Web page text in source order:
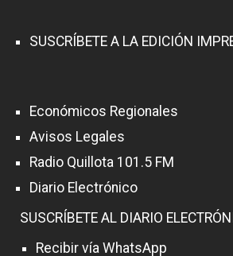
SUSCRÍBETE A LA EDICIÓN
Económicos Regionales
Avisos Legales
Radio Quillota 101.5 FM
Diario Electrónico
SUSCRÍBETE AL DIARIO
Recibir vía WhatsApp